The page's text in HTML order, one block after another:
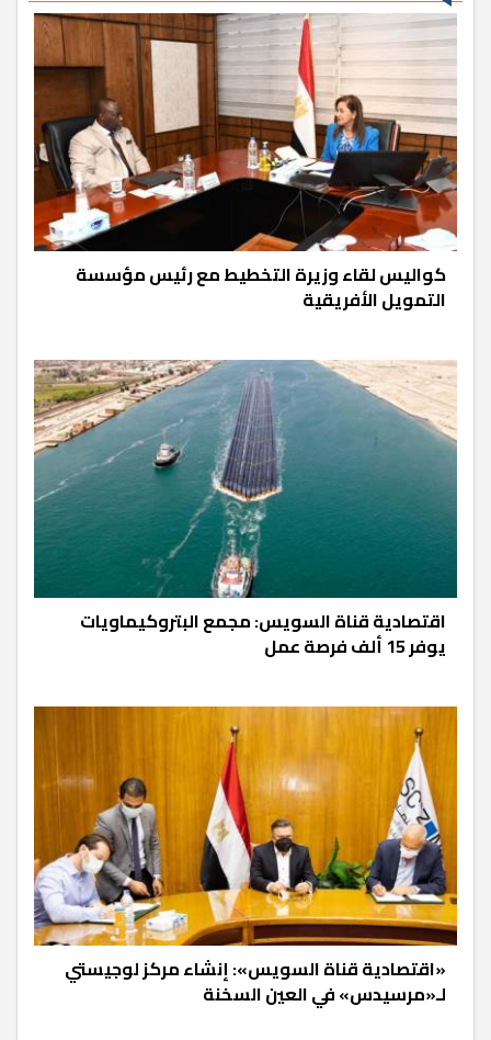
كواليس لقاء وزيرة التخطيط مع رئيس مؤسسة
التمويل الأفريقية
اقتصادية قناة السويس: مجمع البتروكيماويات
يوفر 15 ألف فرصة عمل
«اقتصادية قناة السويس»: إنشاء مركز لوجيستي
لـ«مرسيدس» في العين السخنة